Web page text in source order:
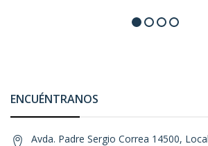
ENCUÉNTRANOS
Avda. Padre Sergio Correa 14500,